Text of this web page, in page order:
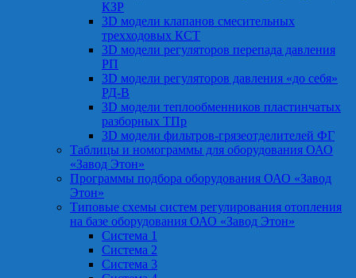
КЗР
3D модели клапанов смесительных
трехходовых КСТ
3D модели регуляторов перепада давления
РП
3D модели регуляторов давления «до себя»
РД-В
3D модели теплообменников пластинчатых
разборных ТПр
3D модели фильтров-грязеотделителей ФГ
Таблицы и номограммы для оборудования ОАО
«Завод Этон»
Программы подбора оборудования ОАО «Завод
Этон»
Типовые схемы систем регулирования отопления
на базе оборудования ОАО «Завод Этон»
Система 1
Система 2
Система 3